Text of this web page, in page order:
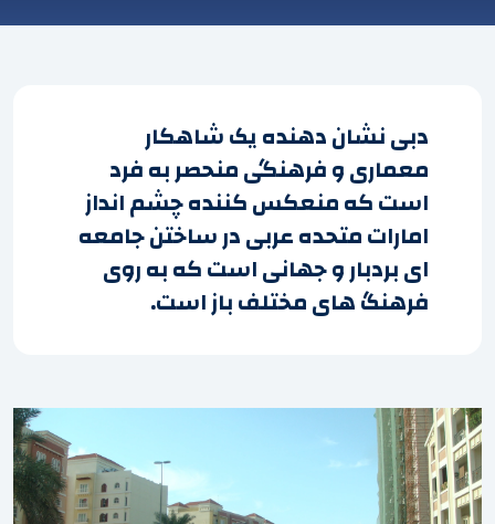
دبی نشان دهنده یک شاهکار
معماری و فرهنگی منحصر به فرد
است که منعکس کننده چشم انداز
امارات متحده عربی در ساختن جامعه
ای بردبار و جهانی است که به روی
فرهنگ های مختلف باز است.